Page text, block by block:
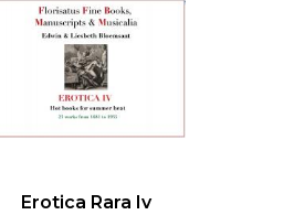
Erotica Rara Iv